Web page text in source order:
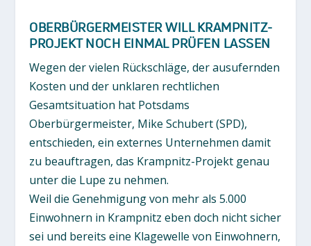
OBERBÜRGERMEISTER WILL KRAMPNITZ-
PROJEKT NOCH EINMAL PRÜFEN LASSEN
Wegen der vielen Rückschläge, der ausufernden
Kosten und der unklaren rechtlichen
Gesamtsituation hat Potsdams
Oberbürgermeister, Mike Schubert (SPD),
entschieden, ein externes Unternehmen damit
zu beauftragen, das Krampnitz-Projekt genau
unter die Lupe zu nehmen.
Weil die Genehmigung von mehr als 5.000
Einwohnern in Krampnitz eben doch nicht sicher
sei und bereits eine Klagewelle von Einwohnern,